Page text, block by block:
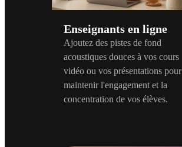
Enseignants en ligne
Ajoutez des pistes de fond
acoustiques douces à vos cours
vidéo ou vos présentations pour
maintenir l'engagement et la
concentration de vos élèves.